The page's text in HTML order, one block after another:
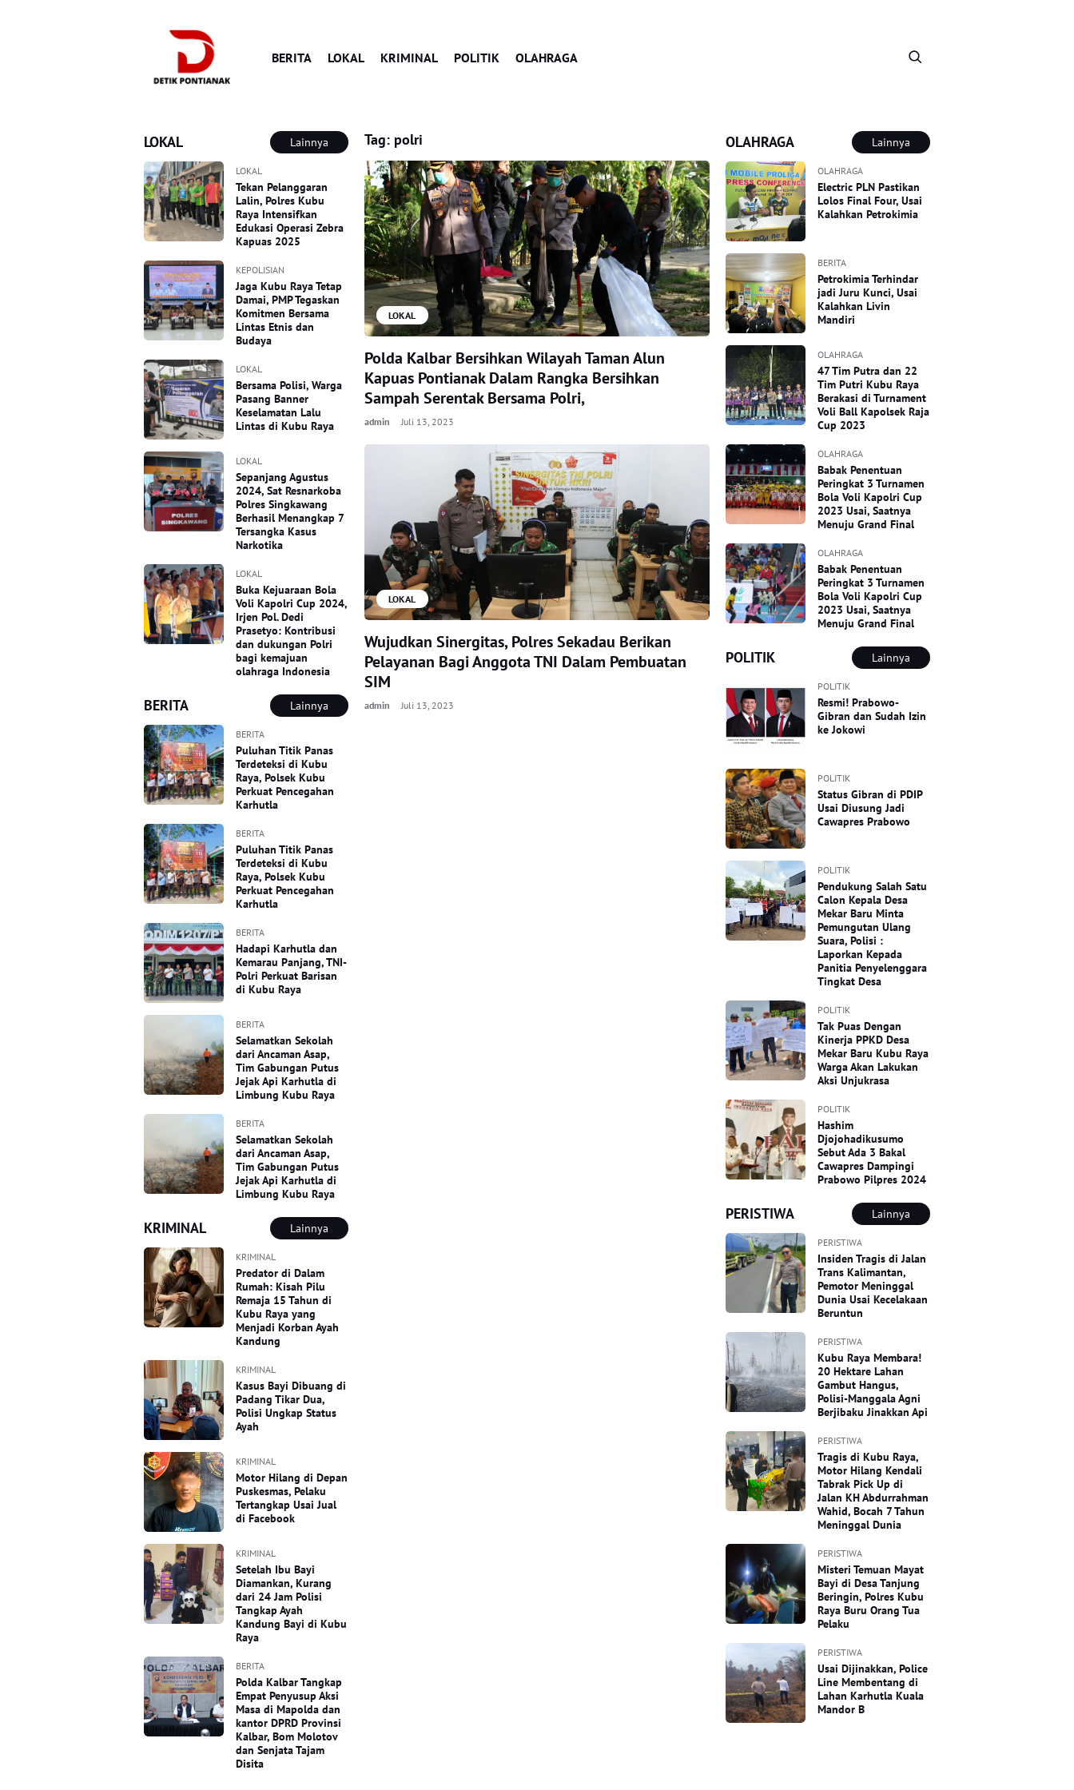
BERITA LOKAL KRIMINAL POLITIK OLAHRAGA
LOKAL Lainnya
LOKAL
Tekan Pelanggaran
Lalin, Polres Kubu
Raya Intensifkan
Edukasi Operasi Zebra
Kapuas 2025
KEPOLISIAN
Jaga Kubu Raya Tetap
Damai, PMP Tegaskan
Komitmen Bersama
Lintas Etnis dan
Budaya
LOKAL
Bersama Polisi, Warga
Pasang Banner
Keselamatan Lalu
Lintas di Kubu Raya
LOKAL
Sepanjang Agustus
2024, Sat Resnarkoba
Polres Singkawang
Berhasil Menangkap 7
Tersangka Kasus
Narkotika
LOKAL
Buka Kejuaraan Bola
Voli Kapolri Cup 2024,
Irjen Pol. Dedi
Prasetyo: Kontribusi
dan dukungan Polri
bagi kemajuan
olahraga Indonesia
BERITA Lainnya
BERITA
Puluhan Titik Panas
Terdeteksi di Kubu
Raya, Polsek Kubu
Perkuat Pencegahan
Karhutla
BERITA
Puluhan Titik Panas
Terdeteksi di Kubu
Raya, Polsek Kubu
Perkuat Pencegahan
Karhutla
BERITA
Hadapi Karhutla dan
Kemarau Panjang, TNI-
Polri Perkuat Barisan
di Kubu Raya
BERITA
Selamatkan Sekolah
dari Ancaman Asap,
Tim Gabungan Putus
Jejak Api Karhutla di
Limbung Kubu Raya
BERITA
Selamatkan Sekolah
dari Ancaman Asap,
Tim Gabungan Putus
Jejak Api Karhutla di
Limbung Kubu Raya
KRIMINAL Lainnya
KRIMINAL
Predator di Dalam
Rumah: Kisah Pilu
Remaja 15 Tahun di
Kubu Raya yang
Menjadi Korban Ayah
Kandung
KRIMINAL
Kasus Bayi Dibuang di
Padang Tikar Dua,
Polisi Ungkap Status
Ayah
KRIMINAL
Motor Hilang di Depan
Puskesmas, Pelaku
Tertangkap Usai Jual
di Facebook
KRIMINAL
Setelah Ibu Bayi
Diamankan, Kurang
dari 24 Jam Polisi
Tangkap Ayah
Kandung Bayi di Kubu
Raya
BERITA
Polda Kalbar Tangkap
Empat Penyusup Aksi
Masa di Mapolda dan
kantor DPRD Provinsi
Kalbar, Bom Molotov
dan Senjata Tajam
Disita
Tag: polri
LOKAL
Polda Kalbar Bersihkan Wilayah Taman Alun
Kapuas Pontianak Dalam Rangka Bersihkan
Sampah Serentak Bersama Polri,
admin Juli 13, 2023
LOKAL
Wujudkan Sinergitas, Polres Sekadau Berikan
Pelayanan Bagi Anggota TNI Dalam Pembuatan
SIM
admin Juli 13, 2023
OLAHRAGA Lainnya
OLAHRAGA
Electric PLN Pastikan
Lolos Final Four, Usai
Kalahkan Petrokimia
BERITA
Petrokimia Terhindar
jadi Juru Kunci, Usai
Kalahkan Livin
Mandiri
OLAHRAGA
47 Tim Putra dan 22
Tim Putri Kubu Raya
Berakasi di Turnament
Voli Ball Kapolsek Raja
Cup 2023
OLAHRAGA
Babak Penentuan
Peringkat 3 Turnamen
Bola Voli Kapolri Cup
2023 Usai, Saatnya
Menuju Grand Final
OLAHRAGA
Babak Penentuan
Peringkat 3 Turnamen
Bola Voli Kapolri Cup
2023 Usai, Saatnya
Menuju Grand Final
POLITIK Lainnya
POLITIK
Resmi! Prabowo-
Gibran dan Sudah Izin
ke Jokowi
POLITIK
Status Gibran di PDIP
Usai Diusung Jadi
Cawapres Prabowo
POLITIK
Pendukung Salah Satu
Calon Kepala Desa
Mekar Baru Minta
Pemungutan Ulang
Suara, Polisi :
Laporkan Kepada
Panitia Penyelenggara
Tingkat Desa
POLITIK
Tak Puas Dengan
Kinerja PPKD Desa
Mekar Baru Kubu Raya
Warga Akan Lakukan
Aksi Unjukrasa
POLITIK
Hashim
Djojohadikusumo
Sebut Ada 3 Bakal
Cawapres Dampingi
Prabowo Pilpres 2024
PERISTIWA Lainnya
PERISTIWA
Insiden Tragis di Jalan
Trans Kalimantan,
Pemotor Meninggal
Dunia Usai Kecelakaan
Beruntun
PERISTIWA
Kubu Raya Membara!
20 Hektare Lahan
Gambut Hangus,
Polisi-Manggala Agni
Berjibaku Jinakkan Api
PERISTIWA
Tragis di Kubu Raya,
Motor Hilang Kendali
Tabrak Pick Up di
Jalan KH Abdurrahman
Wahid, Bocah 7 Tahun
Meninggal Dunia
PERISTIWA
Misteri Temuan Mayat
Bayi di Desa Tanjung
Beringin, Polres Kubu
Raya Buru Orang Tua
Pelaku
PERISTIWA
Usai Dijinakkan, Police
Line Membentang di
Lahan Karhutla Kuala
Mandor B